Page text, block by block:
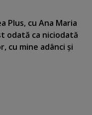
Plus, cu Ana Maria
odată ca niciodată
cu mine adânci şi